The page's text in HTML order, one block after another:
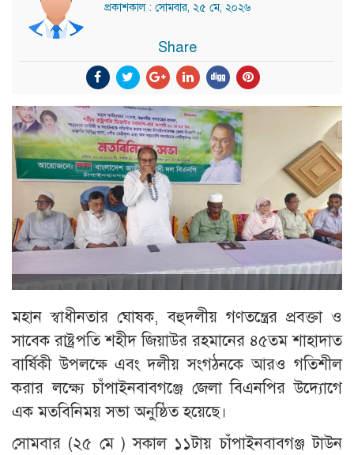
প্রকাশকাল : সোমবার, ২৫ মে, ২০২৬
Share
মহান স্বাধীনতার ঘোষক, বহুদলীয় গণতন্ত্রের প্রবক্তা ও
সাবেক রাষ্ট্রপতি শহীদ জিয়াউর রহমানের ৪৫তম শাহাদাত
বার্ষিকী উপলক্ষে এবং দলীয় সংগঠনকে আরও গতিশীল
করার লক্ষ্যে চাঁপাইনবাবগঞ্জে জেলা বিএনপির উদ্যোগে
এক মতবিনিময় সভা অনুষ্ঠিত হয়েছে।
সোমবার (২৫ মে ) সকাল ১১টায় চাঁপাইনবাবগঞ্জ টাউন